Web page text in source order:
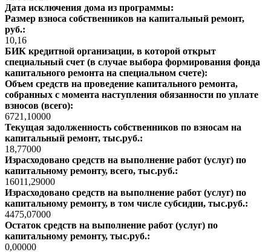
Дата исключения дома из программы:
Размер взноса собственников на капитальный ремонт,
руб.:
10,16
БИК кредитной организации, в которой открыт
специальный счет (в случае выбора формирования фонда
капитального ремонта на специальном счете):
Объем средств на проведение капитального ремонта,
собранных с момента наступления обязанности по уплате
взносов (всего):
6721,10000
Текущая задолженность собственников по взносам на
капитальный ремонт, тыс.руб.:
18,77000
Израсходовано средств на выполнение работ (услуг) по
капитальному ремонту, всего, тыс.руб.:
16011,29000
Израсходовано средств на выполнение работ (услуг) по
капитальному ремонту, в том числе субсидии, тыс.руб.:
4475,07000
Остаток средств на выполнение работ (услуг) по
капитальному ремонту, тыс.руб.:
0,00000